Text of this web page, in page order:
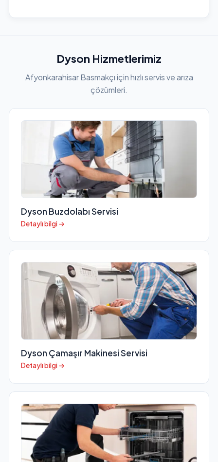
Dyson Hizmetlerimiz
Afyonkarahisar Basmakçı için hızlı servis ve arıza
çözümleri.
Dyson Buzdolabı Servisi
Detaylı bilgi →
Dyson Çamaşır Makinesi Servisi
Detaylı bilgi →